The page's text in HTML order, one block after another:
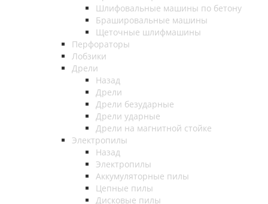
Шлифовальные машины по бетону
Брашировальные машины
Щеточные шлифмашины
Перфораторы
Лобзики
Дрели
Назад
Дрели
Дрели безударные
Дрели ударные
Дрели на магнитной стойке
Электропилы
Назад
Электропилы
Аккумуляторные пилы
Цепные пилы
Дисковые пилы